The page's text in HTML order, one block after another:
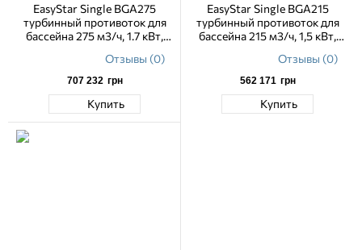
EasyStar Single BGA275
турбинный противоток для
бассейна 275 м3/ч, 1.7 кВт,
Отзывы (0)
707 232 грн
Купить
EasyStar Single BGA215
турбинный противоток для
бассейна 215 м3/ч, 1,5 кВт,
Отзывы (0)
562 171 грн
Купить